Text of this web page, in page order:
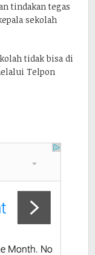
tindakan tegas
sekolah
tidak bisa di
Telpon